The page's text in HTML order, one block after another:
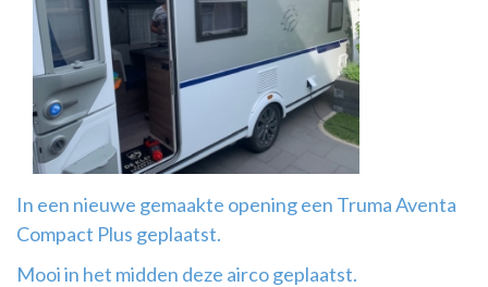
Airco
montage
In een nieuwe gemaakte opening een Truma Aventa
Compact Plus geplaatst.
Mooi in het midden deze airco geplaatst.